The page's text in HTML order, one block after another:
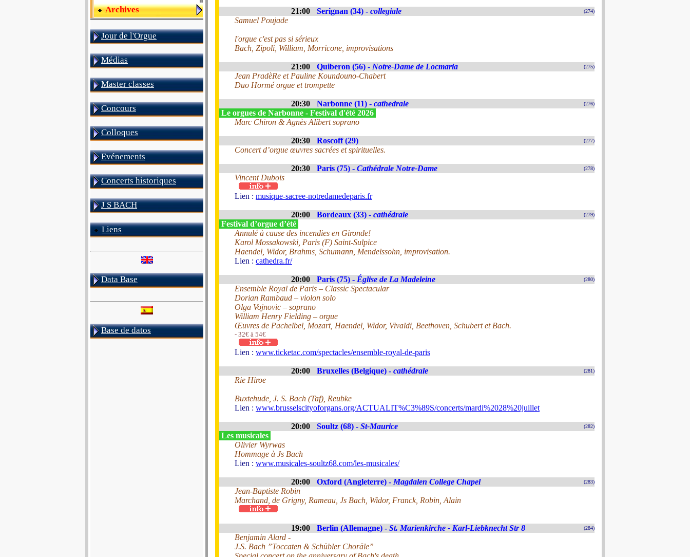
Archives
Jour de l'Orgue
Médias
Master classes
Concours
Colloques
Evénements
Concerts historiques
J S BACH
Liens
Data Base
Base de datos
21:00 Serignan (34) - collegiale (274)
Samuel Poujade
l'orgue c'est pas si sérieux
Bach, Zipoli, William, Morricone, improvisations
21:00 Quiberon (56) - Notre-Dame de Locmaria (275)
Jean PradèRe et Pauline Koundouno-Chabert
Duo Hormé orgue et trompette
20:30 Narbonne (11) - cathedrale (276)
Le orgues de Narbonne - Festival d'été 2026
Marc Chiron & Agnès Alibert soprano
20:30 Roscoff (29) (277)
Concert d’orgue œuvres sacrées et spirituelles.
20:30 Paris (75) - Cathédrale Notre-Dame (278)
Vincent Dubois
Lien : musique-sacree-notredamedeparis.fr
20:00 Bordeaux (33) - cathédrale (279)
Festival d’orgue d’été
Annulé à cause des incendies en Gironde!
Karol Mossakowski, Paris (F) Saint-Sulpice
Haendel, Widor, Brahms, Schumann, Mendelssohn, improvisation.
Lien : cathedra.fr/
20:00 Paris (75) - Église de La Madeleine (280)
Ensemble Royal de Paris – Classic Spectacular
Dorian Rambaud – violon solo
Olga Vojnovic – soprano
William Henry Fielding – orgue
Œuvres de Pachelbel, Mozart, Haendel, Widor, Vivaldi, Beethoven, Schubert et Bach.
- 32€ à 54€
Lien : www.ticketac.com/spectacles/ensemble-royal-de-paris
20:00 Bruxelles (Belgique) - cathédrale (281)
Rie Hiroe
Buxtehude, J. S. Bach (Taf), Reubke
Lien : www.brusselscityoforgans.org/ACTUALIT%C3%89S/concerts/mardi%2028%20juillet
20:00 Soultz (68) - St-Maurice (282)
Les musicales
Olivier Wyrwas
Hommage à Js Bach
Lien : www.musicales-soultz68.com/les-musicales/
20:00 Oxford (Angleterre) - Magdalen College Chapel (283)
Jean-Baptiste Robin
Marchand, de Grigny, Rameau, Js Bach, Widor, Franck, Robin, Alain
19:00 Berlin (Allemagne) - St. Marienkirche - Karl-Liebknecht Str 8 (284)
Benjamin Alard -
J.S. Bach ”Toccaten & Schübler Choräle”